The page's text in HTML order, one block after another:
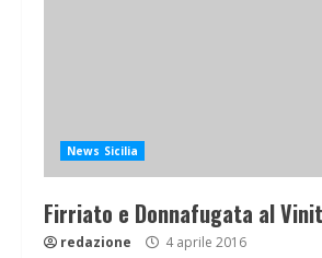
News Sicilia
Firriato e Donnafugata al
redazione 4 aprile 2016